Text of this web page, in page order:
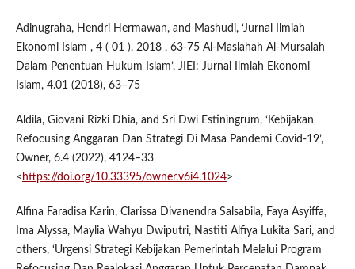
Adinugraha, Hendri Hermawan, and Mashudi, ‘Jurnal Ilmiah
Ekonomi Islam , 4 ( 01 ), 2018 , 63-75 Al-Maslahah Al-Mursalah
Dalam Penentuan Hukum Islam’, JIEI: Jurnal Ilmiah Ekonomi
Islam, 4.01 (2018), 63–75
Aldila, Giovani Rizki Dhia, and Sri Dwi Estiningrum, ‘Kebijakan
Refocusing Anggaran Dan Strategi Di Masa Pandemi Covid-19’,
Owner, 6.4 (2022), 4124–33
< https://doi.org/10.33395/owner.v6i4.1024>
Alfina Faradisa Karin, Clarissa Divanendra Salsabila, Faya Asyiffa,
Ima Alyssa, Maylia Wahyu Dwiputri, Nastiti Alfiya Lukita Sari, and
others, ‘Urgensi Strategi Kebijakan Pemerintah Melalui Program